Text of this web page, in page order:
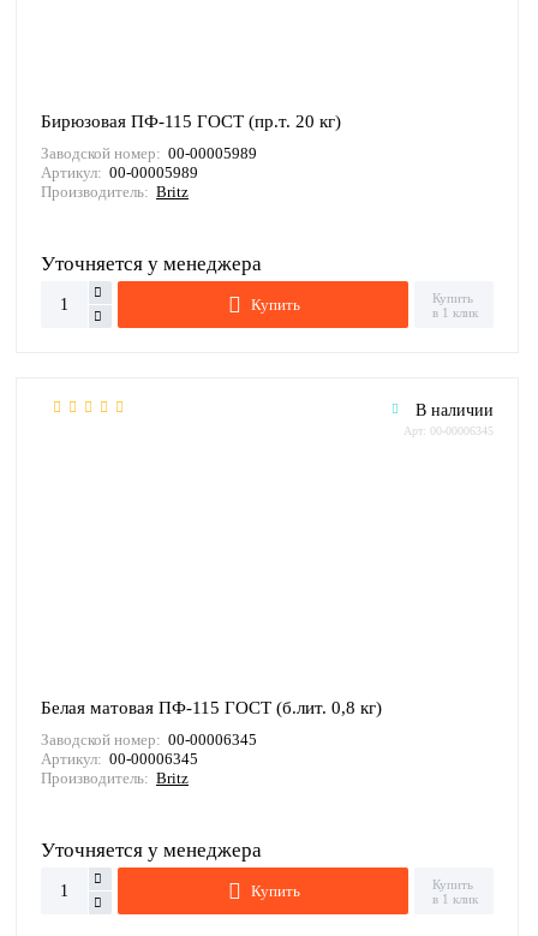
Бирюзовая ПФ-115 ГОСТ (пр.т. 20 кг)
Заводской номер: 00-00005989
Артикул: 00-00005989
Производитель: Britz
Уточняется у менеджера
Купить
Купить
в 1 клик
В наличии
Арт: 00-00006345
Белая матовая ПФ-115 ГОСТ (б.лит. 0,8 кг)
Заводской номер: 00-00006345
Артикул: 00-00006345
Производитель: Britz
Уточняется у менеджера
Купить
Купить
в 1 клик